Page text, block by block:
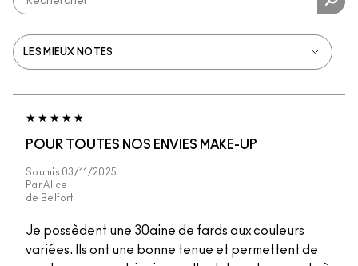
POUR TOUTES NOS ENVIES MAKE-UP
Soumis 03/11/2025
ParAlice
de Belfort
Je possèdent une 30aine de fards aux couleurs
variées. Ils ont une bonne tenue et permettent de